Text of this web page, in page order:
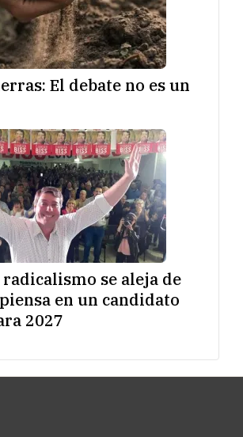
El debate no es un
se aleja de
en un candidato
2027